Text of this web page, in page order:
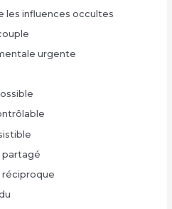
les influences occultes
urgente
partagé
réciproque